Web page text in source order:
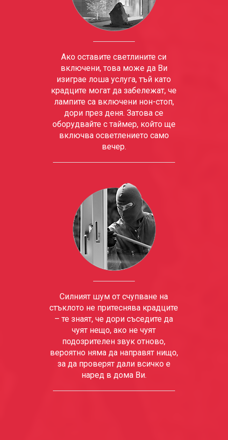
Ако оставите светлините си
включени, това може да Ви
изиграе лоша услуга, тъй като
крадците могат да забележат, че
лампите са включени нон-стоп,
дори през деня. Затова се
оборудвайте с таймер, който ще
включва осветлението само
вечер.
Силният шум от счупване на
стъклото не притеснява крадците
– те знаят, че дори съседите да
чуят нещо, ако не чуят
подозрителен звук отново,
вероятно няма да направят нищо,
за да проверят дали всичко е
наред в дома Ви.